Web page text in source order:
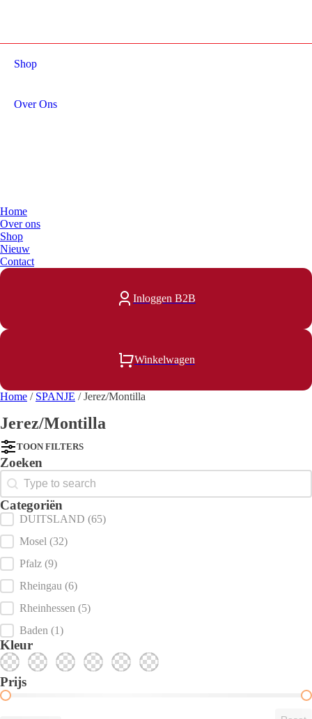
Shop
Over Ons
Home
Over ons
Shop
Nieuw
Contact
Inloggen B2B
Winkelwagen
Home / SPANJE / Jerez/Montilla
Jerez/Montilla
TOON FILTERS
Zoeken
Search
Categoriën
Product Category Checkbox
DUITSLAND (65)
Mosel (32)
Pfalz (9)
Rheingau (6)
Rheinhessen (5)
Baden (1)
Kleur
Color Filters
(38)Rood(8)Diverse
Prijs
Price Range